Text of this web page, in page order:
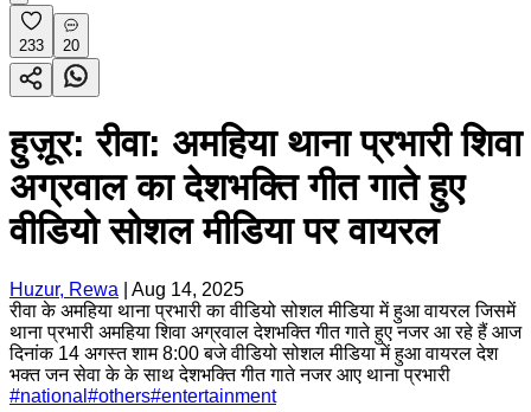
233 20
हुज़ूर: रीवा: अमहिया थाना प्रभारी शिवा
अग्रवाल का देशभक्ति गीत गाते हुए
वीडियो सोशल मीडिया पर वायरल
Huzur, Rewa
Aug 14, 2025
रीवा के अमहिया थाना प्रभारी का वीडियो सोशल मीडिया में हुआ वायरल जिसमें
थाना प्रभारी अमहिया शिवा अग्रवाल देशभक्ति गीत गाते हुए नजर आ रहे हैं आज
दिनांक 14 अगस्त शाम 8:00 बजे वीडियो सोशल मीडिया में हुआ वायरल देश
भक्त जन सेवा के के साथ देशभक्ति गीत गाते नजर आए थाना प्रभारी
#national #others#entertainment